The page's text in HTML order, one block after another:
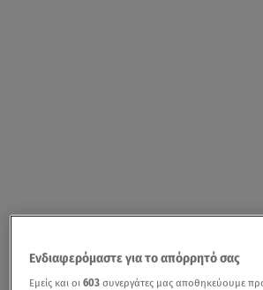
Ενδιαφερόμαστε για το απόρρητό σας
Εμείς και οι603 συνεργάτες μας αποθηκεύουμε